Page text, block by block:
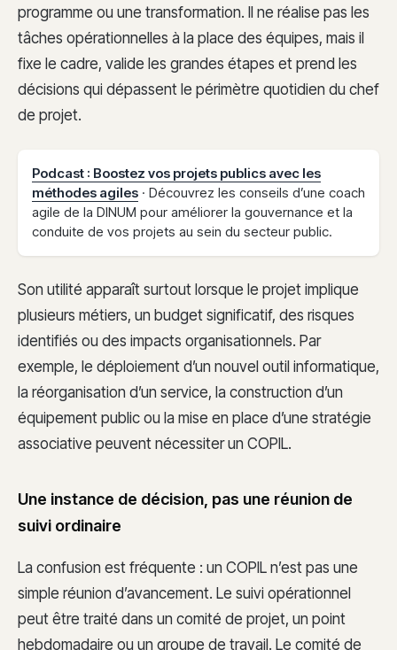
programme ou une transformation. Il ne réalise pas les
tâches opérationnelles à la place des équipes, mais il
fixe le cadre, valide les grandes étapes et prend les
décisions qui dépassent le périmètre quotidien du chef
de projet.
Podcast : Boostez vos projets publics avec les
méthodes agiles · Découvrez les conseils d’une coach
agile de la DINUM pour améliorer la gouvernance et la
conduite de vos projets au sein du secteur public.
Son utilité apparaît surtout lorsque le projet implique
plusieurs métiers, un budget significatif, des risques
identifiés ou des impacts organisationnels. Par
exemple, le déploiement d’un nouvel outil informatique,
la réorganisation d’un service, la construction d’un
équipement public ou la mise en place d’une stratégie
associative peuvent nécessiter un COPIL.
Une instance de décision, pas une réunion de
suivi ordinaire
La confusion est fréquente : un COPIL n’est pas une
simple réunion d’avancement. Le suivi opérationnel
peut être traité dans un comité de projet, un point
hebdomadaire ou un groupe de travail. Le comité de